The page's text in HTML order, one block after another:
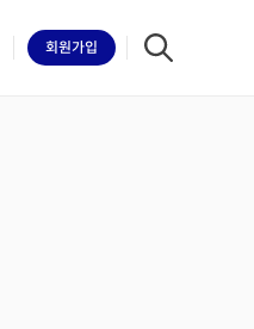
회원가입